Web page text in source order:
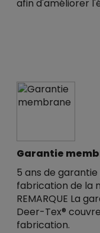
afin d'améliorer
Garantie
5 ans de
fabrication de la
REMARQUE La
Deer-Tex®
fabrication.